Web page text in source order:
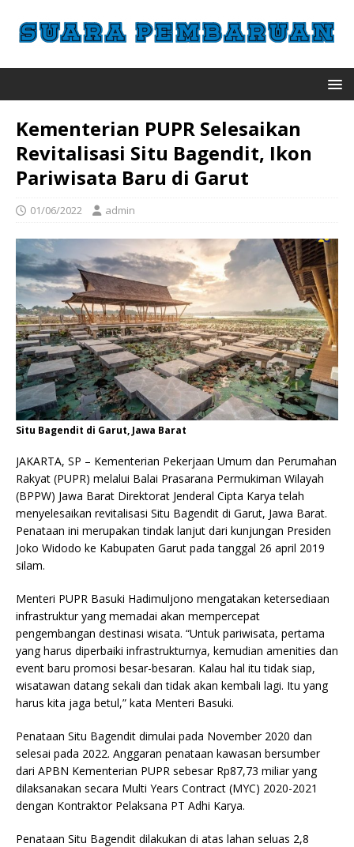
Kementerian PUPR Selesaikan
Revitalisasi Situ Bagendit, Ikon
Pariwisata Baru di Garut
01/06/2022 admin
Situ Bagendit di Garut, Jawa Barat
JAKARTA, SP – Kementerian Pekerjaan Umum dan Perumahan
Rakyat (PUPR) melalui Balai Prasarana Permukiman Wilayah
(BPPW) Jawa Barat Direktorat Jenderal Cipta Karya telah
menyelesaikan revitalisasi Situ Bagendit di Garut, Jawa Barat.
Penataan ini merupakan tindak lanjut dari kunjungan Presiden
Joko Widodo ke Kabupaten Garut pada tanggal 26 april 2019
silam.
Menteri PUPR Basuki Hadimuljono mengatakan ketersediaan
infrastruktur yang memadai akan mempercepat
pengembangan destinasi wisata. “Untuk pariwisata, pertama
yang harus diperbaiki infrastrukturnya, kemudian amenities dan
event baru promosi besar-besaran. Kalau hal itu tidak siap,
wisatawan datang sekali dan tidak akan kembali lagi. Itu yang
harus kita jaga betul,” kata Menteri Basuki.
Penataan Situ Bagendit dimulai pada November 2020 dan
selesai pada 2022. Anggaran penataan kawasan bersumber
dari APBN Kementerian PUPR sebesar Rp87,73 miliar yang
dilaksanakan secara Multi Years Contract (MYC) 2020-2021
dengan Kontraktor Pelaksana PT Adhi Karya.
Penataan Situ Bagendit dilakukan di atas lahan seluas 2,8